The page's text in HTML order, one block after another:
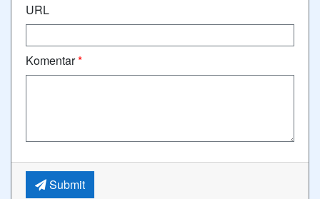
URL
Komentar*
Submit